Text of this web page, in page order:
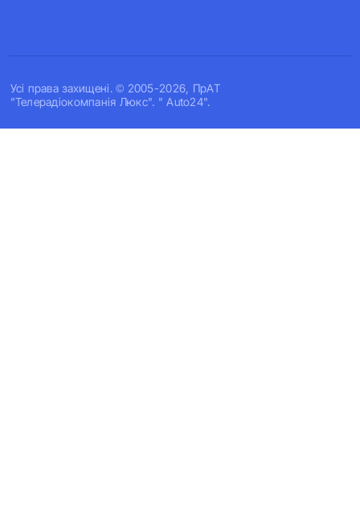
Усi права захищенi. © 2005-2026, ПрАТ
"Телерадіокомпанія Люкс". " Auto24".